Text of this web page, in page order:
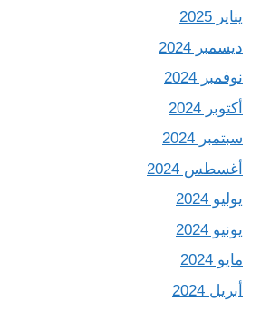
يناير 2025
ديسمبر 2024
نوفمبر 2024
أكتوبر 2024
سبتمبر 2024
أغسطس 2024
يوليو 2024
يونيو 2024
مايو 2024
أبريل 2024